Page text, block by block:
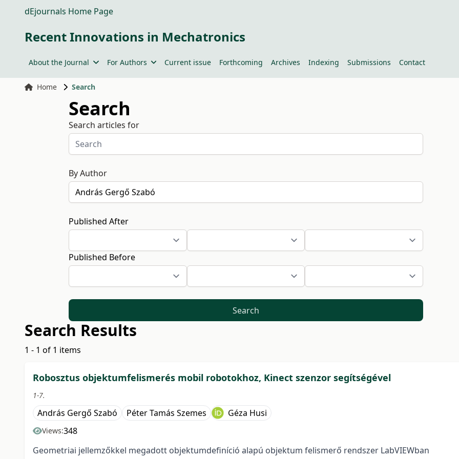
dEjournals Home Page
Recent Innovations in Mechatronics
About the Journal For Authors Current issue Forthcoming Archives Indexing Submissions Contact
Home Search
Search
Search articles for
By Author
Published After
Published Before
Search
Search Results
1 - 1 of 1 items
Robosztus objektumfelismerés mobil robotokhoz, Kinect szenzor segítségével
1-7.
András Gergő Szabó Péter Tamás Szemes Géza Husi
Views:348
Geometriai jellemzőkkel megadott objektumdefiníció alapú objektum felismerő rendszer LabVIEWban